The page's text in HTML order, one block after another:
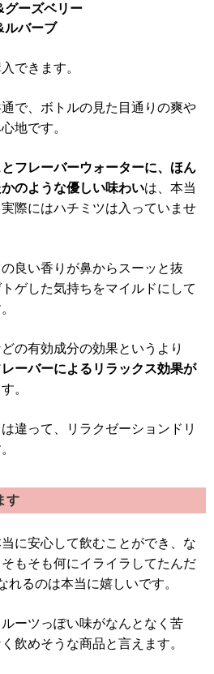
グーズベリー
ルバーブ
できます。
で、ボトルの見た目通りの爽や
地です。
フレーバーウォーターに、ほん
のような優しい味わいは、本当
際にはハチミツは入っていませ
良い香りが鼻からスーッと抜
ゲした気持ちをマイルドにして
の有効成分の効果というより
ーバーによるリラックス効果が
。
違って、リラクゼーションドリ
す
に安心して飲むことができ、な
もそも何にイライラしてたんだ
れるのは本当に嬉しいです。
ーツっぽい味がなんとなく苦
飲めそうな商品と言えます。